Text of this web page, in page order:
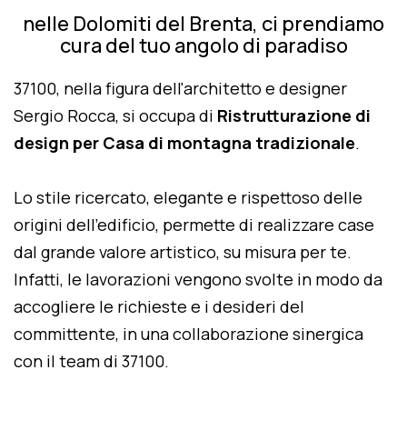
nelle Dolomiti del Brenta, ci prendiamo
cura del tuo angolo di paradiso
37100, nella figura dell'architetto e designer
Sergio Rocca, si occupa di Ristrutturazione di
design per Casa di montagna tradizionale.
Lo stile ricercato, elegante e rispettoso delle
origini dell'edificio, permette di realizzare case
dal grande valore artistico, su misura per te.
Infatti, le lavorazioni vengono svolte in modo da
accogliere le richieste e i desideri del
committente, in una collaborazione sinergica
con il team di 37100.